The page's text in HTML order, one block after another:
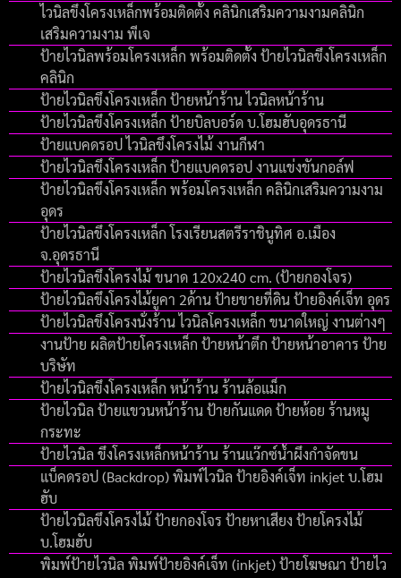
ไวนิลขึงโครงเหล็กพร้อมติดตั้ง คลินิกเสริมความงามคลินิก
เสริมความงาม พีเจ
ป้ายไวนิลพร้อมโครงเหล็ก พร้อมติดตั้ง ป้ายไวนิลขึงโครงเหล็ก
คลินิก
ป้ายไวนิลขึงโครงเหล็ก ป้ายหน้าร้าน ไวนิลหน้าร้าน
ป้ายไวนิลขึงโครงเหล็ก ป้ายบิลบอร์ด บ.โฮมฮับอุดรธานี
ป้ายแบคดรอป ไวนิลขึงโครงไม้ งานกีฬา
ป้ายไวนิลขึงโครงเหล็ก ป้ายแบคดรอป งานแข่งขันกอล์ฟ
ป้ายไวนิลขึงโครงเหล็ก พร้อมโครงเหล็ก คลินิกเสริมความงาม
อุดร
ป้ายไวนิลขึงโครงเหล็ก โรงเรียนสตรีราชินูทิศ อ.เมือง
จ.อุดรธานี
ป้ายไวนิลขึงโครงไม้ ขนาด 120x240 cm. (ป้ายกองโจร)
ป้ายไวนิลขึงโครงไม้ยูคา 2ด้าน ป้ายขายที่ดิน ป้ายอิงค์เจ็ท อุดร
ป้ายไวนิลขึงโครงนั่งร้าน ไวนิลโครงเหล็ก ขนาดใหญ่ งานต่างๆ
งานป้าย ผลิตป้ายโครงเหล็ก ป้ายหน้าตึก ป้ายหน้าอาคาร ป้าย
บริษัท
ป้ายไวนิลขึงโครงเหล็ก หน้าร้าน ร้านล้อแม็ก
ป้ายไวนิล ป้ายแขวนหน้าร้าน ป้ายกันแดด ป้ายห้อย ร้านหมู
กระทะ
ป้ายไวนิล ขึงโครงเหล็กหน้าร้าน ร้านแว๊กซ์น้ำผึงกำจัดขน
แบ็คดรอป (Backdrop) พิมพ์ไวนิล ป้ายอิงค์เจ็ท inkjet บ.โฮม
ฮับ
ป้ายไวนิลขึงโครงไม้ ป้ายกองโจร ป้ายหาเสียง ป้ายโครงไม้
บ.โฮมฮับ
พิมพ์ป้ายไวนิล พิมพ์ป้ายอิงค์เจ็ท (inkjet) ป้ายโฆษณา ป้ายไว